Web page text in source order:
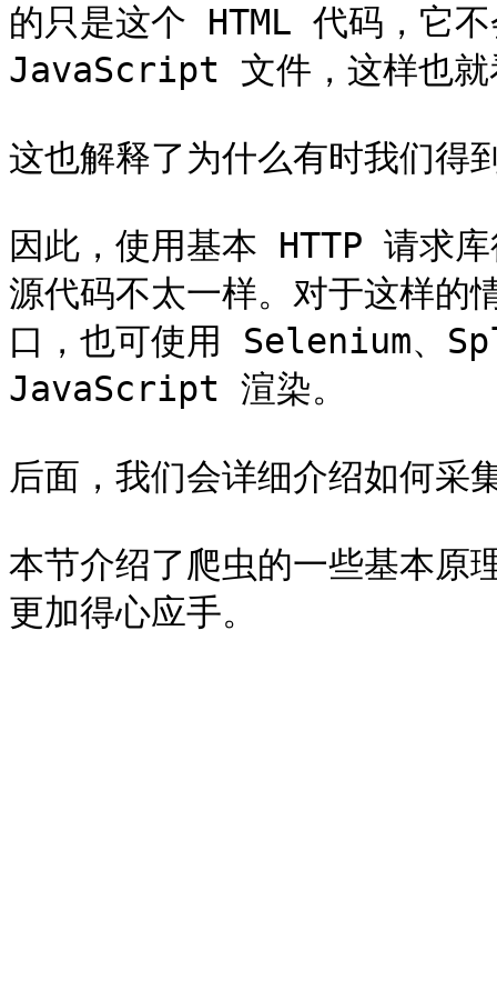
的只是这个 HTML 代码，它
JavaScript 文件，这样也就
这也解释了为什么有时我们得
因此，使用基本 HTTP 请求
源代码不太一样。对于这样
口，也可使用 Selenium、
JavaScript 渲染。
后面，我们会详细介绍如何
本节介绍了爬虫的一些基本原